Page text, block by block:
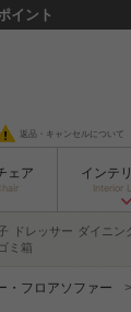
イント
返品・キャンセルについて
ェア インテ
Interior
ドレッサー ダイニン
ミ箱
・フロアソファー